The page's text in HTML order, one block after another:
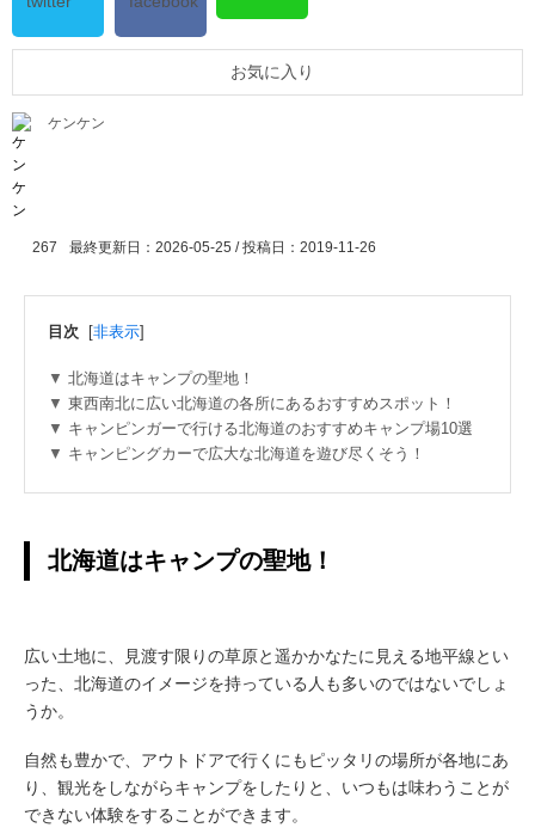
お気に入り
ケンケン
267 最終更新日：2026-05-25 / 投稿日： 2019-11-26
目次 [非表示]
北海道はキャンプの聖地！
東西南北に広い北海道の各所にあるおすすめスポット！
キャンピンガーで行ける北海道のおすすめキャンプ場10選
キャンピングカーで広大な北海道を遊び尽くそう！
北海道はキャンプの聖地！
広い土地に、見渡す限りの草原と遥かかなたに見える地平線とい
った、北海道のイメージを持っている人も多いのではないでしょ
うか。
自然も豊かで、アウトドアで行くにもピッタリの場所が各地にあ
り、観光をしながらキャンプをしたりと、いつもは味わうことが
できない体験をすることができます。